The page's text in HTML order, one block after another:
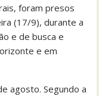
foram presos
(17/9), durante a
e de busca e
e em
agosto. Segundo a